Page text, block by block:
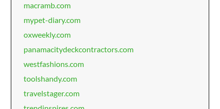
macramb.com
mypet-diary.com
oxweekly.com
panamacitydeckcontractors.com
westfashions.com
toolshandy.com
travelstager.com